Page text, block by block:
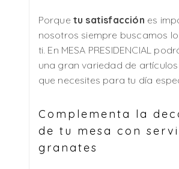
Porque tu satisfacción es
nosotros siempre buscamos
ti. En MESA PRESIDENCIAL
una gran variedad de
que necesites para tu día
Complementa la
de tu mesa con
granates